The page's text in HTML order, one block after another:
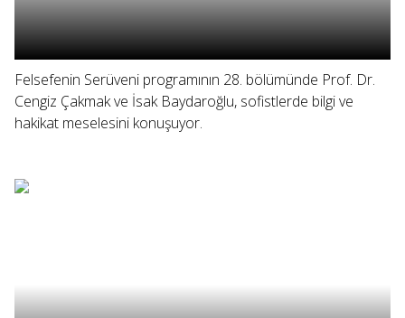
Felsefenin Serüveni programının 28. bölümünde Prof. Dr.
Cengiz Çakmak ve İsak Baydaroğlu, sofistlerde bilgi ve
hakikat meselesini konuşuyor.